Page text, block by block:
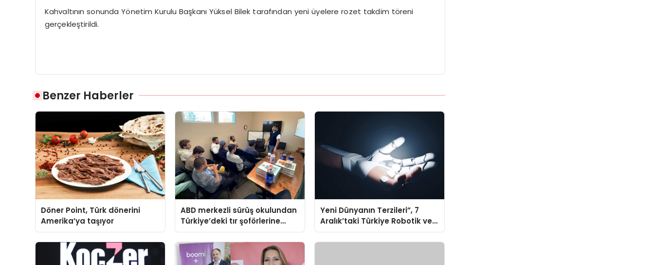
Kahvaltının sonunda Yönetim Kurulu Başkanı Yüksel Bilek tarafından yeni üyelere rozet takdim töreni
gerçekleştirildi.
Benzer Haberler
Döner Point, Türk dönerini
Amerika’ya taşıyor
ABD merkezli sürüş okulundan
Türkiye’deki tır şoförlerine
davet
Yeni Dünyanın Terzileri”, 7
Aralık’taki Türkiye Robotik ve
Otomasyon Zirvesi’nde,
üçüncü kez bir araya geliyor